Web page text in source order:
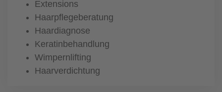
Extensions
Haarpflegeberatung
Haardiagnose
Keratinbehandlung
Wimpernlifting
Haarverdichtung